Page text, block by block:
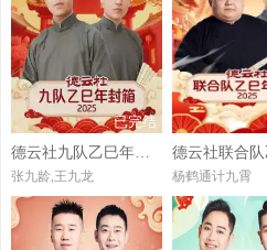
20240604 20240605
20240612 20240614
20240620 20240625
20240702 20240703
20240711 20240716
20240918 20240919
20240926 20241001
20241008 20241009
20241017 20241022
20241029 20241030
20231212 20231213
20231220 20231221
20231228 20240102
20240109 20240110
20240117 20240118
20240125 20230131
已完结
德云社九队乙巳年封箱2025
张九龄,王九龙 杨鹤通计九霄